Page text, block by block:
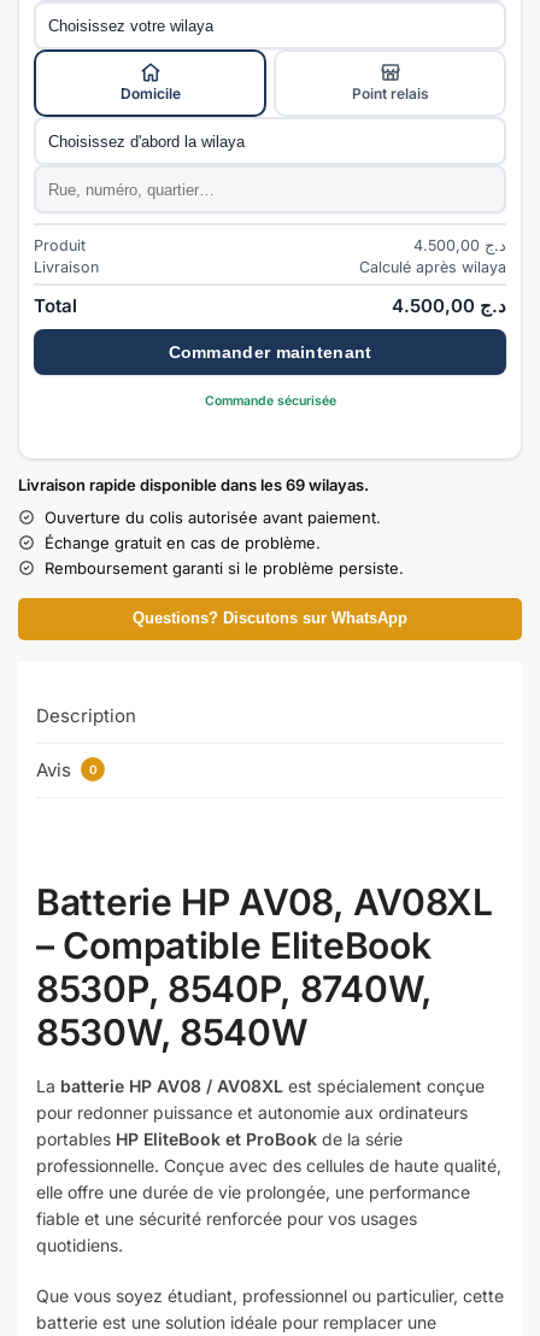
Wilaya
Mode de livraison
Domicile
Point relais
Commune
Adresse
Produit د.ج
Livraison
Calculé après wilaya
Total د.ج
Commander maintenant
Commande sécurisée
Livraison rapide disponible dans les 69 wilayas.
Ouverture du colis autorisée avant paiement.
Échange gratuit en cas de problème.
Remboursement garanti si le problème persiste.
Questions? Discutons sur WhatsApp
Description
Avis 0
Batterie HP AV08, AV08XL
– Compatible EliteBook
8530P, 8540P, 8740W,
8530W, 8540W
La batterie HP AV08 / AV08XL est spécialement conçue
pour redonner puissance et autonomie aux ordinateurs
portables HP EliteBook et ProBook de la série
professionnelle. Conçue avec des cellules de haute qualité,
elle offre une durée de vie prolongée, une performance
fiable et une sécurité renforcée pour vos usages
quotidiens.
Que vous soyez étudiant, professionnel ou particulier, cette
batterie est une solution idéale pour remplacer une